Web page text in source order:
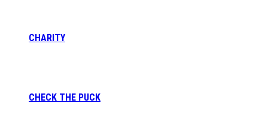
CHARITY
CHECK THE PUCK